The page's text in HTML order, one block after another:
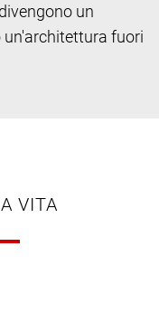
un
un'architettura fuori
VITA